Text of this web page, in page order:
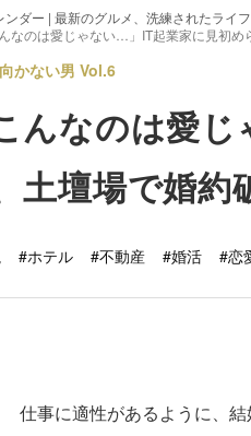
ンダー | 最新のグルメ、洗練されたライ
んなのは愛じゃない…」IT起業家に見初
かない男 Vol.6
んなのは愛
土壇場で婚約
#ホテル #不動産 #婚活 #恋
仕事に適性があるように、結